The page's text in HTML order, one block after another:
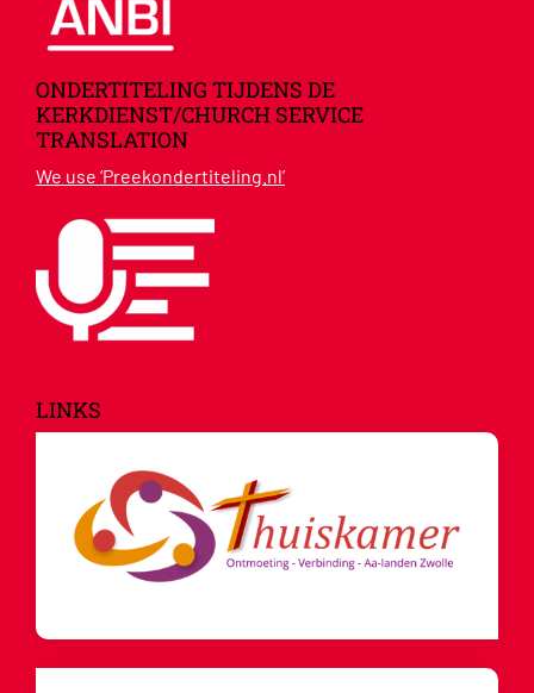
ONDERTITELING TIJDENS DE
KERKDIENST/CHURCH SERVICE
TRANSLATION
We use ‘Preekondertiteling.nl’
LINKS